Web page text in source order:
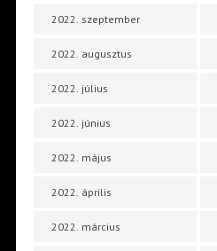
2022. szeptember
2022. augusztus
2022. július
2022. június
2022. május
2022. április
2022. március